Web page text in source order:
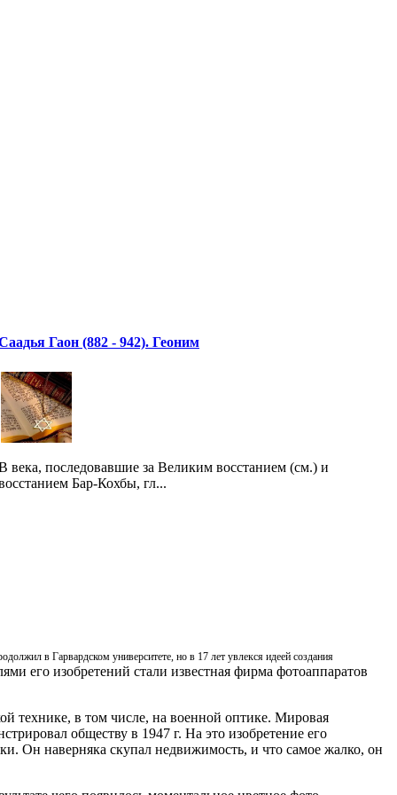
Гаон (882 - 942). Геоним
века, последовавшие за Великим восстанием (см.) и
Бар-Кохбы, гл...
в Гарвардском университете, но в 17 лет увлекся идеей создания
его изобретений стали известная фирма фотоаппаратов
технике, в том числе, на военной оптике. Мировая
обществу в 1947 г. На это изобретение его
Он наверняка скупал недвижимость, и что самое жалко, он